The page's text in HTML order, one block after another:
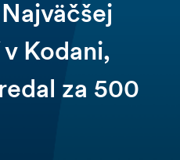
Kodani,
za 500